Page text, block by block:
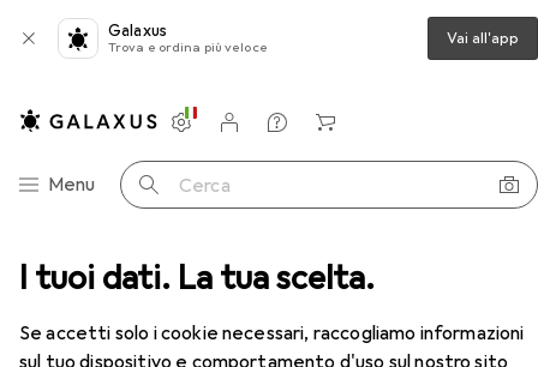
I tuoi dati. La tua scelta.
Se accetti solo i cookie necessari, raccogliamo informazioni
sul tuo dispositivo e comportamento d'uso sul nostro sito
Galaxus
Trova e ordina più veloce Vai all'app
Categoria Navigazione
Menu Cerca
Impostazioni
Conto cliente
Liste di confronto
Liste dei desideri
Carrello
galaxus.it – più di un negozio online
Novità e trend